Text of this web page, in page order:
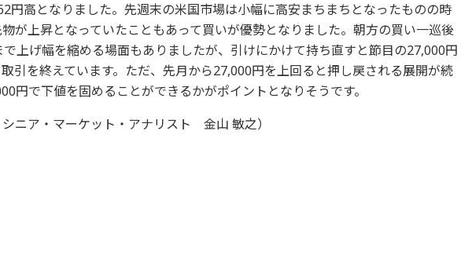
円高となりました。先週末の米国市場は小幅に高安まちまちとなったものの時
が上昇となっていたこともあって買いが優勢となりました。朝方の買い一巡後
上げ幅を縮める場面もありましたが、引けにかけて持ち直すと節目の27,000円
引を終えています。ただ、先月から27,000円を上回ると押し戻される展開が続
円で下値を固めることができるかがポイントとなりそうです。
ニア・マーケット・アナリスト 金山 敏之）